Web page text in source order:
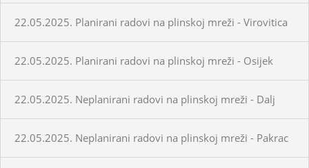
22.05.2025. Planirani radovi na plinskoj mreži - Virovitica
22.05.2025. Planirani radovi na plinskoj mreži - Osijek
22.05.2025. Neplanirani radovi na plinskoj mreži - Dalj
22.05.2025. Neplanirani radovi na plinskoj mreži - Pakrac